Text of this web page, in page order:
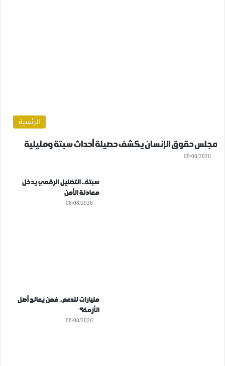
الرئسية
مجلس حقوق الإنسان يكشف حصيلة أحداث سبتة ومليلية
08/08/2026
سبتة.. التضليل الرقمي يدخل
معادلة الأمن
08/08/2026
مليارات للدعم.. فمن يعالج أصل
الأزمة؟
08/08/2026